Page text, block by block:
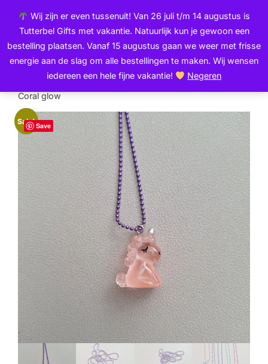
Wij zijn er even tussenuit! Van 26 juli t/m 14 augustus is
Tutterbel Gifts met vakantie. Natuurlijk kun je gewoon een
bestelling plaatsen. Vanaf 15 augustus gaan we weer met frisse
energie aan de slag om alle bestellingen te maken. Wij wensen
iedereen een hele fijne vakantie!
Negeren
inhoud
inhoud
Zoek
naar:
/Sieraden/Kettingen/ Meidenketting | Unicorn |
Coral glow
Sale!
Save